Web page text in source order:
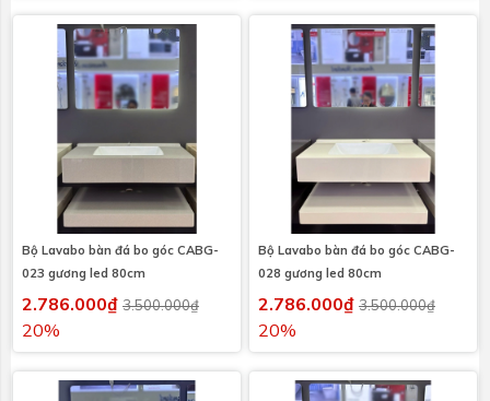
Bộ Lavabo bàn đá bo góc CABG-
023 gương led 80cm
2.786.000₫ 3.500.000₫
20%
Bộ Lavabo bàn đá bo góc CABG-
028 gương led 80cm
2.786.000₫ 3.500.000₫
20%